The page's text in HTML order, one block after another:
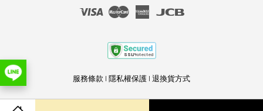
Visa Master
American
服務條款 | 隱私權保護 | 退換貨方式